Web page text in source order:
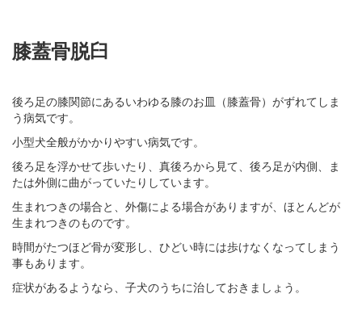
膝蓋骨脱臼
後ろ足の膝関節にあるいわゆる膝のお皿（膝蓋骨）がずれてしま
う病気です。
小型犬全般がかかりやすい病気です。
後ろ足を浮かせて歩いたり、真後ろから見て、後ろ足が内側、ま
たは外側に曲がっていたりしています。
生まれつきの場合と、外傷による場合がありますが、ほとんどが
生まれつきのものです。
時間がたつほど骨が変形し、ひどい時には歩けなくなってしまう
事もあります。
症状があるようなら、子犬のうちに治しておきましょう。